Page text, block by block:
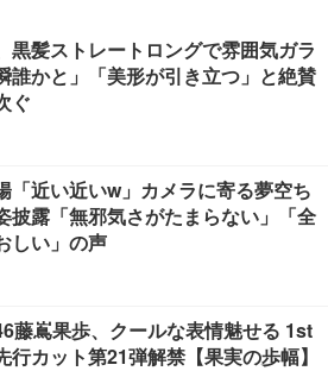
黒髪ストレートロングで雰囲気ガラ
誰かと」「美形が引き立つ」と絶賛
ぐ
「近い近いw」カメラに寄る夢空ち
披露「無邪気さがたまらない」「全
しい」の声
藤嶌果歩、クールな表情魅せる 1st
行カット第21弾解禁【果実の歩幅】